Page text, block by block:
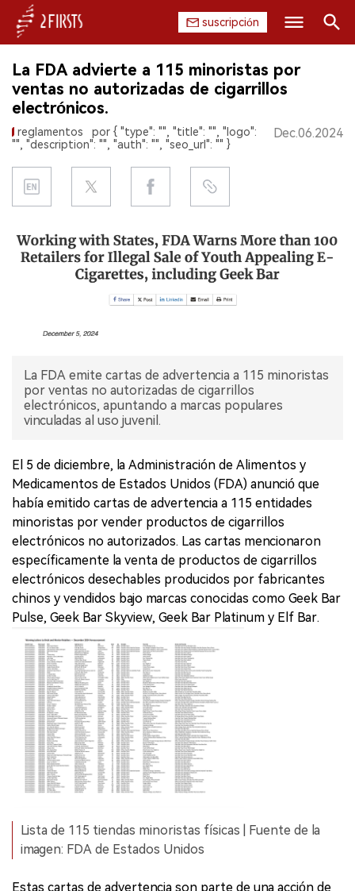
suscripción
INICIO
EMPRESA
REGULACIÓN
CHINA
Buscar
La FDA advierte a 115 minoristas por
ventas no autorizadas de cigarrillos
electrónicos.
reglamentos
por { "type": "", "title": "", "logo":
"", "description": "", "auth": "", "seo_url": "" }
Dec.06.2024
La FDA emite cartas de advertencia a 115 minoristas
por ventas no autorizadas de cigarrillos
electrónicos, apuntando a marcas populares
vinculadas al uso juvenil.
El 5 de diciembre, la Administración de Alimentos y
Medicamentos de Estados Unidos (FDA) anunció que
había emitido cartas de advertencia a 115 entidades
minoristas por vender productos de cigarrillos
electrónicos no autorizados. Las cartas mencionaron
específicamente la venta de productos de cigarrillos
electrónicos desechables producidos por fabricantes
chinos y vendidos bajo marcas conocidas como Geek Bar
Pulse, Geek Bar Skyview, Geek Bar Platinum y Elf Bar.
Lista de 115 tiendas minoristas físicas | Fuente de la
imagen: FDA de Estados Unidos
Estas cartas de advertencia son parte de una acción de